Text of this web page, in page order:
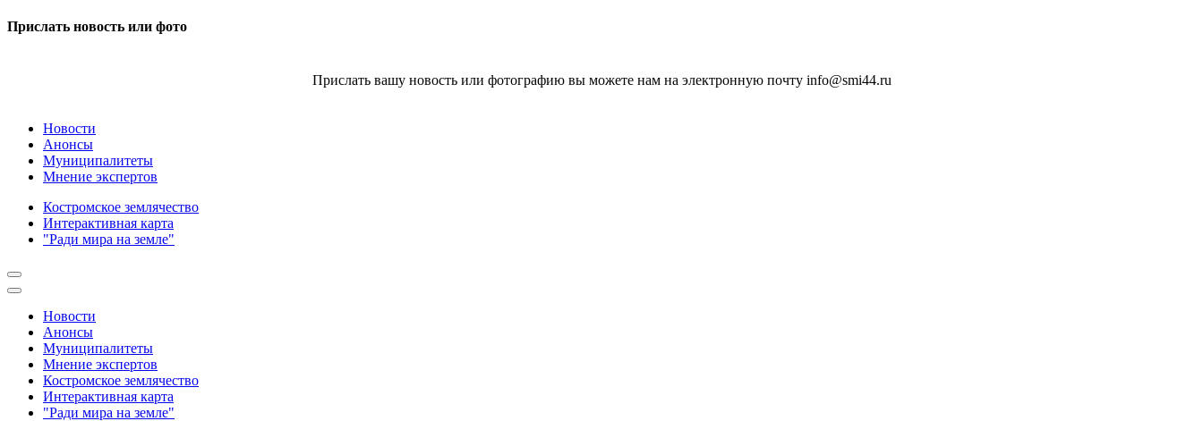
Прислать новость или фото
Прислать вашу новость или фотографию вы можете нам на электронную почту info@smi44.ru
Новости
Анонсы
Муниципалитеты
Мнение экспертов
Костромское землячество
Интерактивная карта
"Ради мира на земле"
Новости
Анонсы
Муниципалитеты
Мнение экспертов
Костромское землячество
Интерактивная карта
"Ради мира на земле"